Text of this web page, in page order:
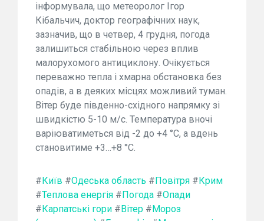
інформувала, що метеоролог Ігор
Кібальчич, доктор географічних наук,
зазначив, що в четвер, 4 грудня, погода
залишиться стабільною через вплив
малорухомого антициклону. Очікується
переважно тепла і хмарна обстановка без
опадів, а в деяких місцях можливий туман.
Вітер буде південно-східного напрямку зі
швидкістю 5-10 м/с. Температура вночі
варіюватиметься від -2 до +4 °С, а вдень
становитиме +3…+8 °С.
#Київ #Одеська область #Повітря #Крим
#Теплова енергія #Погода #Опади
#Карпатські гори #Вітер #Мороз